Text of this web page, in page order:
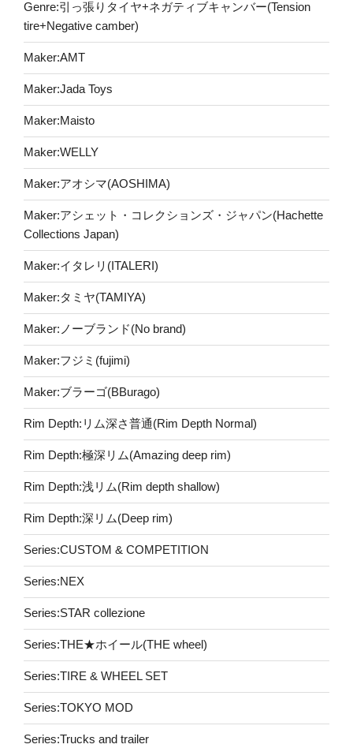
Genre:引っ張りタイヤ+ネガティブキャンバー(Tension
tire+Negative camber)
Maker:AMT
Maker:Jada Toys
Maker:Maisto
Maker:WELLY
Maker:アオシマ(AOSHIMA)
Maker:アシェット・コレクションズ・ジャパン(Hachette
Collections Japan)
Maker:イタレリ(ITALERI)
Maker:タミヤ(TAMIYA)
Maker:ノーブランド(No brand)
Maker:フジミ(fujimi)
Maker:ブラーゴ(BBurago)
Rim Depth:リム深さ普通(Rim Depth Normal)
Rim Depth:極深リム(Amazing deep rim)
Rim Depth:浅リム(Rim depth shallow)
Rim Depth:深リム(Deep rim)
Series:CUSTOM & COMPETITION
Series:NEX
Series:STAR collezione
Series:THE★ホイール(THE wheel)
Series:TIRE & WHEEL SET
Series:TOKYO MOD
Series:Trucks and trailer